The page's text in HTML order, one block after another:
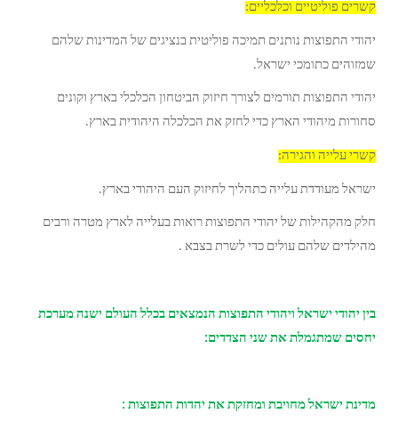
קשרים פוליטיים וכלכליים:
יהודי התפוצות נותנים תמיכה פוליטית בנציגים של המדינות שלהם
שמזוהים כתומכי ישראל.
יהודי התפוצות תורמים לצורך חיזוק הביטחון הכלכלי בארץ וקונים
סחורות מיהודי הארץ כדי לחזק את הכלכלה היהודית בארץ.
קשרי עלייה והגירה:
ישראל מעודדת עלייה כתהליך לחיזוק העם היהודי בארץ.
חלק מהקהילות של יהודי התפוצות רואות בעלייה לארץ מטרה ורבים
מהילדים שלהם עולים כדי לשרת בצבא .
בין יהודי ישראל ויהודי התפוצות הנמצאים בכלל העולם ישנה מערכת
יחסים שמתגמלת את שני הצדדים:
מדינת ישראל מחויבת ומחזקת את יהדות התפוצות :